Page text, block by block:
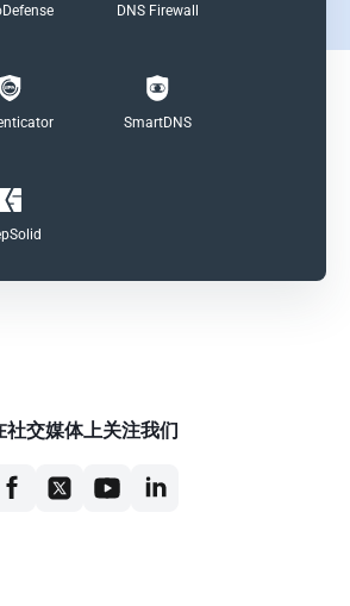
DNS Firewall
SmartDNS
社交媒体上关注我们